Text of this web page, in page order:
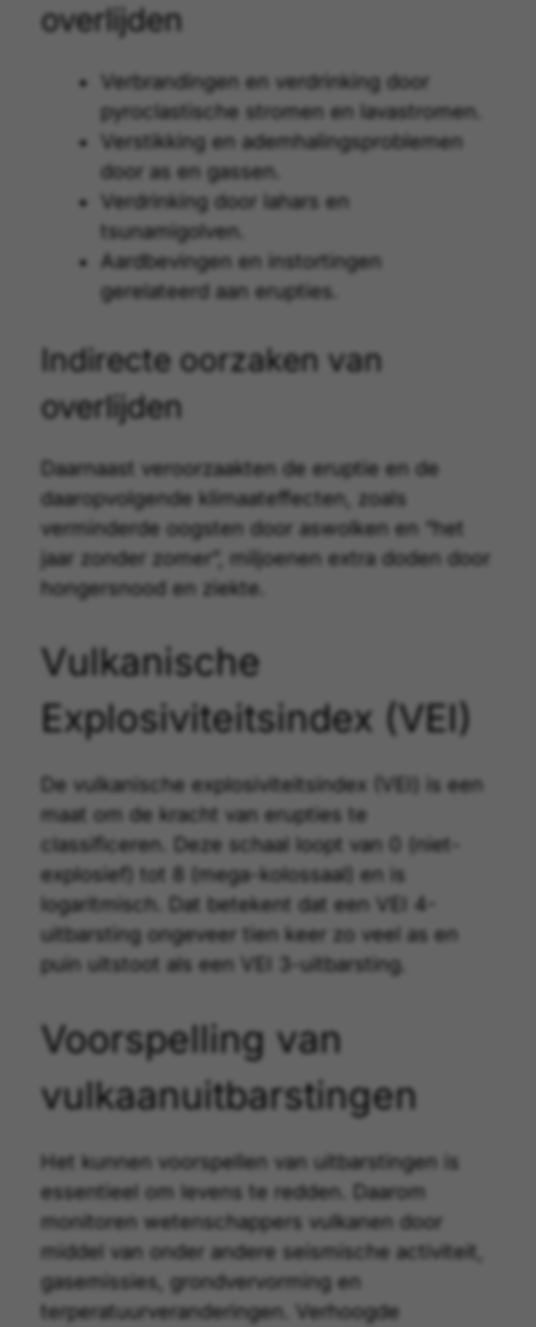
overlijden
Verbrandingen en verdrinking door
pyroclastische stromen en lavastromen.
Verstikking en ademhalingsproblemen
door as en gassen.
Verdrinking door lahars en
tsunamigolven.
Aardbevingen en instortingen
gerelateerd aan erupties.
Indirecte oorzaken van
overlijden
Daarnaast veroorzaakten de eruptie en de
daaropvolgende klimaateffecten, zoals
verminderde oogsten door aswolken en “het
jaar zonder zomer”, miljoenen extra doden door
hongersnood en ziekte.
Vulkanische
Explosiviteitsindex (VEI)
De vulkanische explosiviteitsindex (VEI)
is een
maat om de kracht van erupties te
classificeren. Deze schaal loopt van 0 (niet-
explosief) tot 8 (mega-kolossaal) en is
logaritmisch. Dat betekent dat een VEI 4-
uitbarsting ongeveer tien keer zo veel as en
puin uitstoot als een VEI 3-uitbarsting.
Voorspelling van
vulkaanuitbarstingen
Het kunnen voorspellen van uitbarstingen is
essentieel om levens te redden. Daarom
monitoren wetenschappers vulkanen door
middel van onder andere seismische activiteit,
gasemissies, grondvervorming en
terperatuurveranderingen. Verhoogde